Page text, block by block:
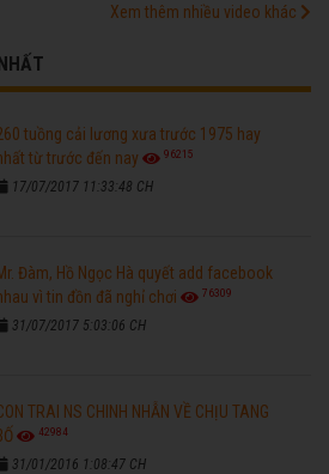
Xem thêm nhiều video khác
tuồng cải lương xưa trước 1975 hay
từ trước đến nay
96215
17/07/2017 11:33:48 CH
Đàm, Hồ Ngọc Hà quyết add facebook
vì tin đồn đã nghỉ chơi
76309
31/07/2017 5:03:06 CH
TRAI NS CHINH NHẪN VỀ CHỊU TANG
42984
31/01/2016 1:08:47 CH